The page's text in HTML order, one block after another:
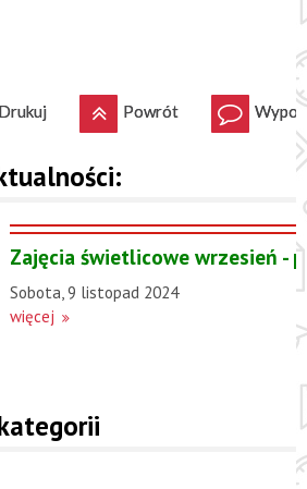
Drukuj Powrót
Zajęcia świetlicowe wrzesień -
Sobota, 9 listopad 2024
więcej